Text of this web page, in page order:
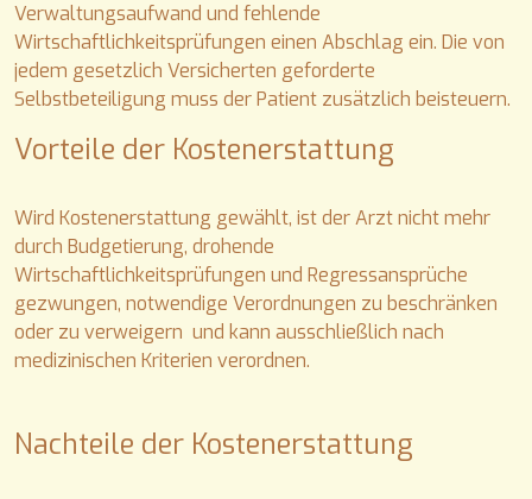
Verwaltungsaufwand und fehlende
Wirtschaftlichkeitsprüfungen einen Abschlag ein. Die von
jedem gesetzlich Versicherten geforderte
Selbstbeteiligung muss der Patient zusätzlich beisteuern.
Vorteile der Kostenerstattung
Wird Kostenerstattung gewählt, ist der Arzt nicht mehr
durch Budgetierung, drohende
Wirtschaftlichkeitsprüfungen und Regressansprüche
gezwungen, notwendige Verordnungen zu beschränken
oder zu verweigern und kann ausschließlich nach
medizinischen Kriterien verordnen.
Nachteile der Kostenerstattung